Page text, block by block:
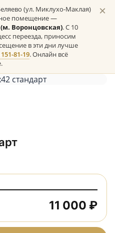
(ул. Миклухо-Маклая)
помещение —
Воронцовская). С 10
переезда, приносим
в эти дни лучше
81-19. Онлайн всё
×
11 000 ₽